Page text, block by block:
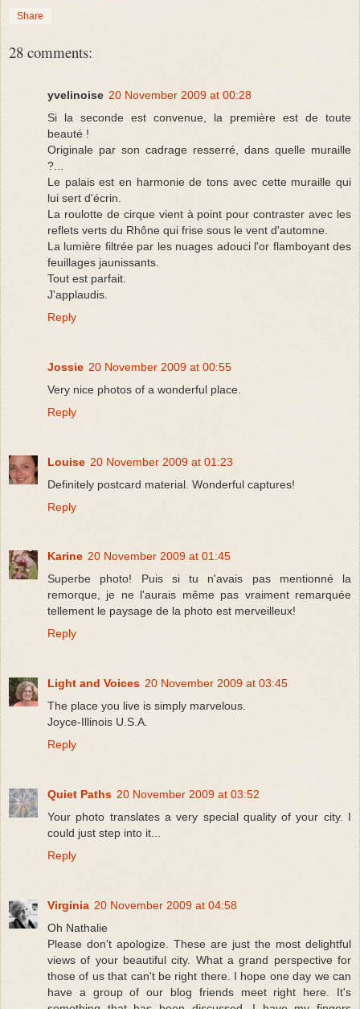
Share
28 comments:
yvelinoise 20 November 2009 at 00:28
Si la seconde est convenue, la première est de toute
beauté !
Originale par son cadrage resserré, dans quelle muraille
?...
Le palais est en harmonie de tons avec cette muraille qui
lui sert d'écrin.
La roulotte de cirque vient à point pour contraster avec les
reflets verts du Rhône qui frise sous le vent d'automne.
La lumière filtrée par les nuages adouci l'or flamboyant des
feuillages jaunissants.
Tout est parfait.
J'applaudis.
Reply
Jossie 20 November 2009 at 00:55
Very nice photos of a wonderful place.
Reply
Louise 20 November 2009 at 01:23
Definitely postcard material. Wonderful captures!
Reply
Karine 20 November 2009 at 01:45
Superbe photo! Puis si tu n'avais pas mentionné la
remorque, je ne l'aurais même pas vraiment remarquée
tellement le paysage de la photo est merveilleux!
Reply
Light and Voices 20 November 2009 at 03:45
The place you live is simply marvelous.
Joyce-Illinois U.S.A.
Reply
Quiet Paths 20 November 2009 at 03:52
Your photo translates a very special quality of your city. I
could just step into it...
Reply
Virginia 20 November 2009 at 04:58
Oh Nathalie
Please don't apologize. These are just the most delightful
views of your beautiful city. What a grand perspective for
those of us that can't be right there. I hope one day we can
have a group of our blog friends meet right here. It's